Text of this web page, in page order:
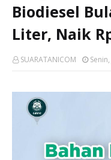
Biodiesel
Liter, Naik
SUARATANICOM